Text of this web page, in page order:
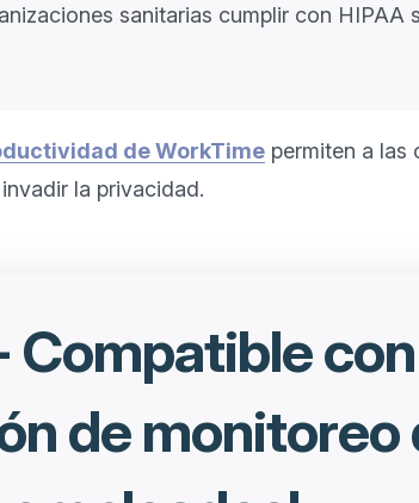
sanitarias cumplir con HIPAA
de WorkTime permiten a las
la privacidad.
Compatible
de monitoreo